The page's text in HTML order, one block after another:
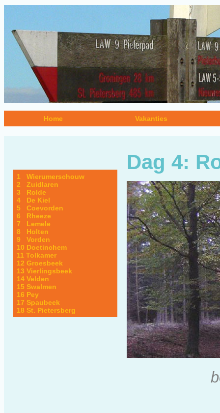
Home Vakanties
1 Wierumerschouw
2 Zuidlaren
3 Rolde
4 De Kiel
5 Coevorden
6 Rheeze
7 Lemele
8 Holten
9 Vorden
10 Doetinchem
11 Tolkamer
12 Groesbeek
13 Vierlingsbeek
14 Velden
15 Swalmen
16 Pey
17 Spaubeek
18 St. Pietersberg
Dag 4: